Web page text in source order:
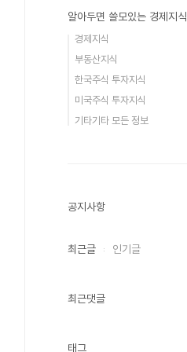
알아두면 쓸모있는 경제지식
경제지식
부동산지식
한국주식 투자지식
미국주식 투자지식
기타기타 모든 정보
공지사항
최근글 인기글
최근댓글
태그